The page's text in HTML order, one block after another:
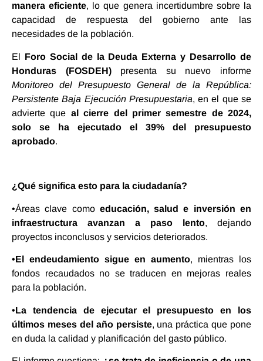
manera eficiente, lo que genera incertidumbre sobre la
capacidad de respuesta del gobierno ante las
necesidades de la población.
El Foro Social de la Deuda Externa y Desarrollo de
Honduras (FOSDEH)presenta su nuevo informe
Monitoreo del Presupuesto General de la República:
Persistente Baja Ejecución Presupuestaria, en el que se
advierte que al cierre del primer semestre de 2024,
solo se ha ejecutado el 39% del presupuesto
aprobado.
¿Qué significa esto para la ciudadanía?
•Áreas clave como educación, salud e inversión en
infraestructura avanzan a paso lento, dejando
proyectos inconclusos y servicios deteriorados.
•El endeudamiento sigue en aumento, mientras los
fondos recaudados no se traducen en mejoras reales
para la población.
•La tendencia de ejecutar el presupuesto en los
últimos meses del año persiste, una práctica que pone
en duda la calidad y planificación del gasto público.